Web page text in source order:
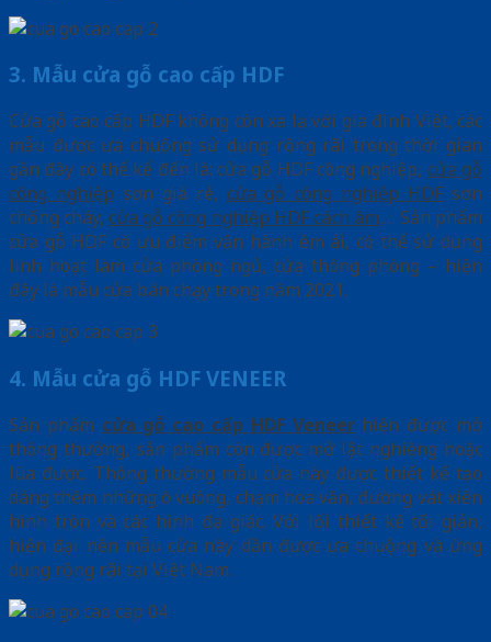
3. Mẫu cửa gỗ cao cấp HDF
Cửa gỗ cao cấp HDF không còn xa lạ với gia đình Việt, các
mẫu được ưa chuộng sử dụng rộng rãi trong thời gian
gần đây có thể kể đến là: cửa gỗ HDF công nghiệp, cửa gỗ
công nghiệp sơn giá rẻ, cửa gỗ công nghiệp HDF sơn
chống cháy, cửa gỗ công nghiệp HDF cách âm,… Sản phẩm
cửa gỗ HDF có ưu điểm vận hành êm ái, có thể sử dụng
linh hoạt làm cửa phòng ngủ, cửa thông phòng – hiện
đây là mẫu cửa bán chạy trong năm 2021.
4. Mẫu cửa gỗ HDF VENEER
Sản phẩm cửa gỗ cao cấp HDF Veneer hiện được mở
thông thường, sản phẩm còn được mở lật nghiêng hoặc
lùa được. Thông thường mẫu cửa này được thiết kế tạo
dáng thêm những ô vuông, chạm hoa văn, đường vát xiên
hình tròn và các hình đa giác. Với lối thiết kế tối giản,
hiện đại nên mẫu cửa này dần được ưa chuộng và ứng
dụng rộng rãi tại Việt Nam.